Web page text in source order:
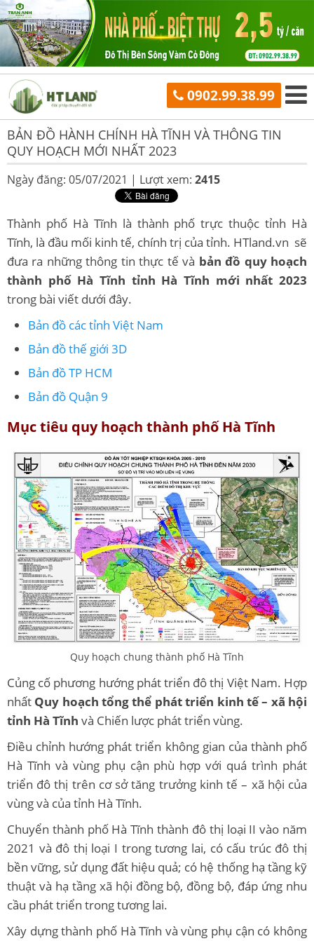
0902.99.38.99
BẢN ĐỒ HÀNH CHÍNH HÀ TĨNH VÀ THÔNG TIN
QUY HOẠCH MỚI NHẤT 2023
Ngày đăng: 05/07/2021 | Lượt xem: 2415
Thành phố Hà Tĩnh là thành phố trực thuộc tỉnh Hà
Tĩnh, là đầu mối kinh tế, chính trị của tỉnh. HTland.vn sẽ
đưa ra những thông tin thực tế và bản đồ quy hoạch
thành phố Hà Tĩnh tỉnh Hà Tĩnh mới nhất 2023
trong bài viết dưới đây.
Bản đồ các tỉnh Việt Nam
Bản đồ thế giới 3D
Bản đồ TP HCM
Bản đồ Quận 9
Mục tiêu quy hoạch thành phố Hà Tĩnh
Quy hoạch chung thành phố Hà Tĩnh
Củng cố phương hướng phát triển đô thị Việt Nam. Hợp
nhất Quy hoạch tổng thể phát triển kinh tế – xã hội
tỉnh Hà Tĩnh và Chiến lược phát triển vùng.
Điều chỉnh hướng phát triển không gian của thành phố
Hà Tĩnh và vùng phụ cận phù hợp với quá trình phát
triển đô thị trên cơ sở tăng trưởng kinh tế – xã hội của
vùng và của tỉnh Hà Tĩnh.
Chuyển thành phố Hà Tĩnh thành đô thị loại II vào năm
2021 và đô thị loại I trong tương lai, có cấu trúc đô thị
bền vững, sử dụng đất hiệu quả; có hệ thống hạ tầng kỹ
thuật và hạ tầng xã hội đồng bộ, đồng bộ, đáp ứng nhu
cầu phát triển trong tương lai.
Xây dựng thành phố Hà Tĩnh và vùng phụ cận có không